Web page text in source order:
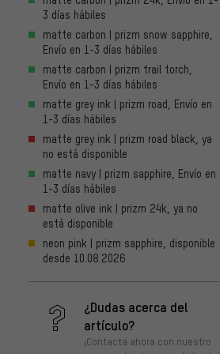
3 días hábiles
matte carbon | prizm snow sapphire,
Envío en 1-3 días hábiles
matte carbon | prizm trail torch,
Envío en 1-3 días hábiles
matte grey ink | prizm road, Envío en
1-3 días hábiles
matte grey ink | prizm road black, ya
no está disponible
matte navy | prizm sapphire, Envío en
1-3 días hábiles
matte olive ink | prizm 24k, ya no
está disponible
neon pink | prizm sapphire, disponible
desde 10.08.2026
¿Dudas acerca del
artículo?
¡Contacta ahora con nuestro